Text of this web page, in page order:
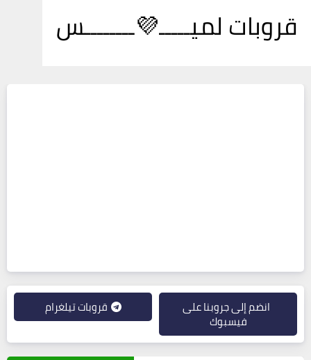
قروبات لميـــــ💜ــــــــس
انضم إلى جروبنا على
فيسبوك
قروبات تيلغرام